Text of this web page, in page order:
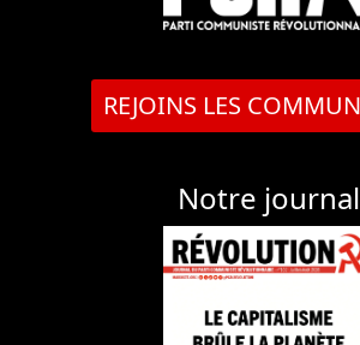
REJOINS LES
Notre journal